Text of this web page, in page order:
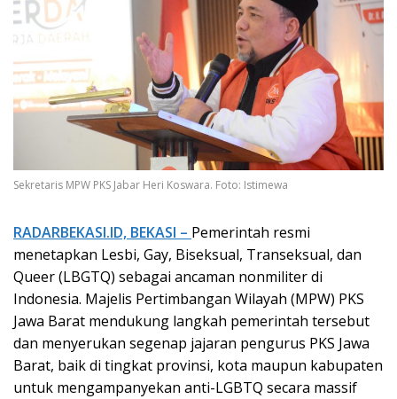
Sekretaris MPW PKS Jabar Heri Koswara. Foto: Istimewa
RADARBEKASI.ID, BEKASI – Pemerintah resmi
menetapkan Lesbi, Gay, Biseksual, Transeksual, dan
Queer (LBGTQ) sebagai ancaman nonmiliter di
Indonesia. Majelis Pertimbangan Wilayah (MPW) PKS
Jawa Barat mendukung langkah pemerintah tersebut
dan menyerukan segenap jajaran pengurus PKS Jawa
Barat, baik di tingkat provinsi, kota maupun kabupaten
untuk mengampanyekan anti-LGBTQ secara massif